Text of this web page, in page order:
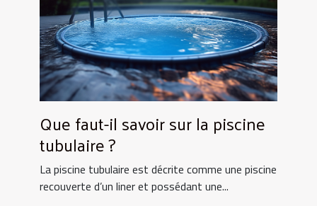
Que faut-il savoir sur la piscine
tubulaire ?
La piscine tubulaire est décrite comme une piscine
recouverte d’un liner et possédant une...